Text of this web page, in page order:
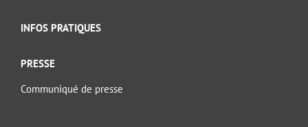
INFOS PRATIQUES
PRESSE
Communiqué de presse